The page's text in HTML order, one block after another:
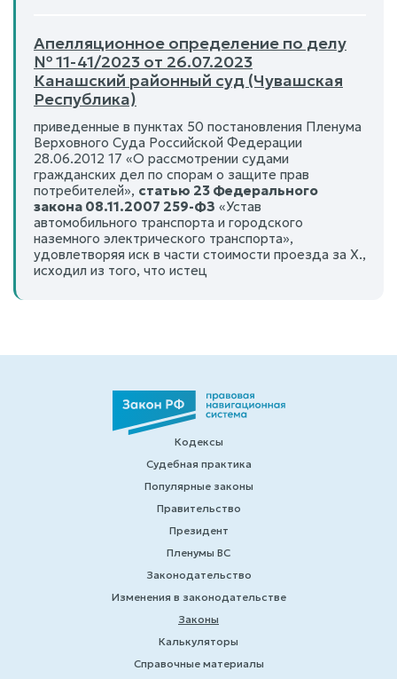
Апелляционное определение по делу
№ 11-41/2023 от 26.07.2023
Канашский районный суд (Чувашская
Республика)
приведенные в пунктах 50 постановления Пленума
Верховного Суда Российской Федерации
28.06.2012 17 «О рассмотрении судами
гражданских дел по спорам о защите прав
потребителей», статью 23 Федерального
закона 08.11.2007 259-ФЗ «Устав
автомобильного транспорта и городского
наземного электрического транспорта»,
удовлетворяя иск в части стоимости проезда за Х.,
исходил из того, что истец
Кодексы
Судебная практика
Популярные законы
Правительство
Президент
Пленумы ВС
Законодательство
Изменения в законодательстве
Законы
Калькуляторы
Справочные материалы